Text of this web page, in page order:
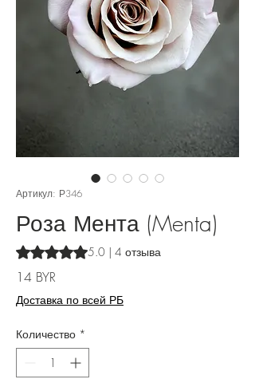
Артикул: Р346
Роза Мента (Menta)
Оценка 5.0 из пяти звезд на основе 4
5.0 | 4 отзыва
14 BYR
Доставка по всей РБ
Количество *